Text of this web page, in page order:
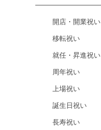
開店・開業祝い
移転祝い
就任・昇進祝い
周年祝い
上場祝い
誕生日祝い
長寿祝い